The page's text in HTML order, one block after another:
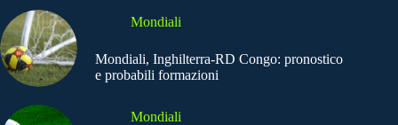
Mondiali
Mondiali, Inghilterra-RD Congo: pronostico
e probabili formazioni
Mondiali